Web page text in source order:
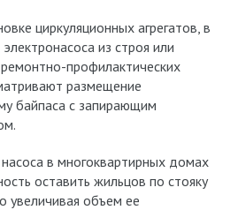
циркуляционных агрегатов, в
из строя или
ремонтно-профилактических
размещение
байпаса с запирающим
в многоквартирных домах
оставить жильцов по стояку
увеличивая объем ее